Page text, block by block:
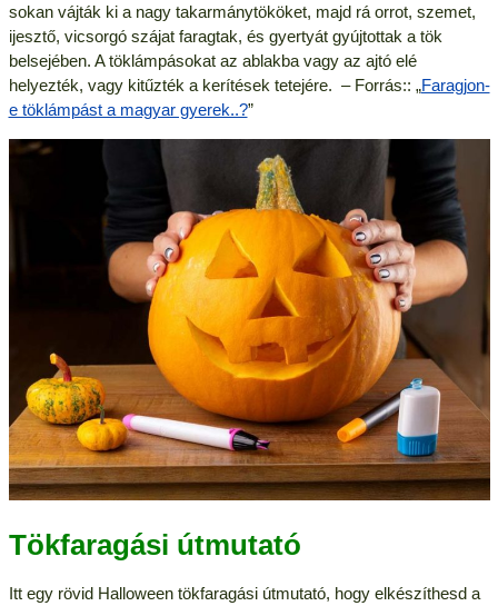
sokan vájták ki a nagy takarmánytököket, majd rá orrot, szemet,
ijesztő, vicsorgó szájat faragtak, és gyertyát gyújtottak a tök
belsejében. A töklámpásokat az ablakba vagy az ajtó elé
helyezték, vagy kitűzték a kerítések tetejére. – Forrás:: „Faragjon-
e töklámpást a magyar gyerek..?”
Tökfaragási útmutató
Itt egy rövid Halloween tökfaragási útmutató, hogy elkészíthesd a